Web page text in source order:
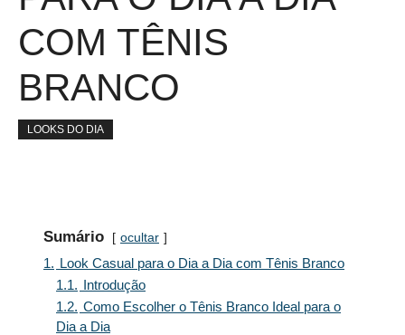
COM TÊNIS
BRANCO
LOOKS DO DIA
Sumário ocultar
1. Look Casual para o Dia a Dia com Tênis Branco
1.1. Introdução
1.2. Como Escolher o Tênis Branco Ideal para o
Dia a Dia